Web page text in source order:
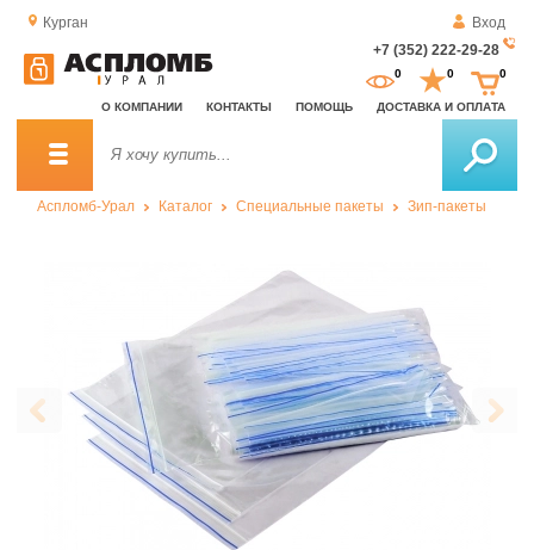
Курган
Вход
+7 (352) 222-29-28
О КОМПАНИИ КОНТАКТЫ ПОМОЩЬ ДОСТАВКА И ОПЛАТА
0 0 0
Аспломб-Урал Каталог Специальные пакеты Зип-пакеты